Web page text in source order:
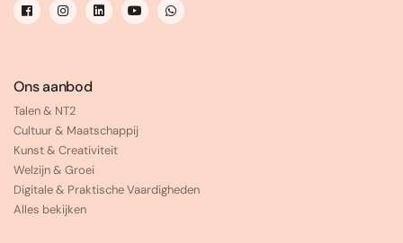
Ons aanbod
Talen & NT2
Cultuur & Maatschappij
Kunst & Creativiteit
Welzijn & Groei
Digitale & Praktische Vaardigheden
Alles bekijken